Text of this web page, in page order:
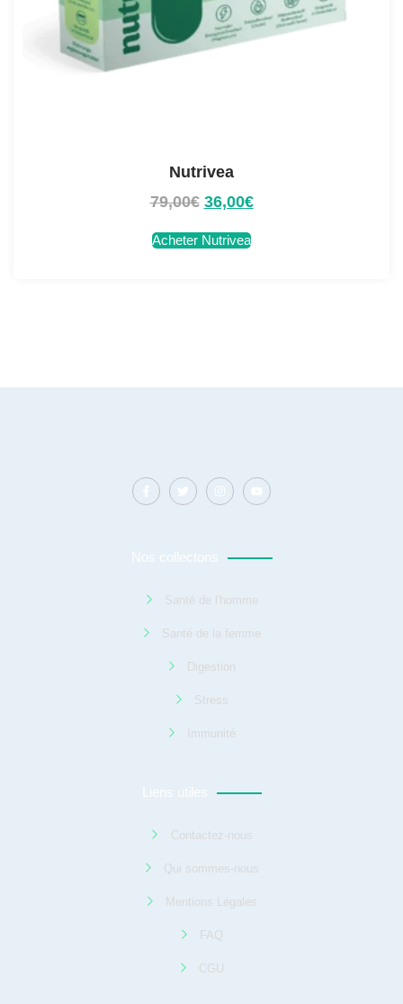
Nutrivea
79,00€ 36,00€
Acheter Nutrivea
Nos collectons
Santé de l'homme
Santé de la femme
Digestion
Stress
Immunité
Liens utiles
Contactez-nous
Qui sommes-nous
Mentions Légales
FAQ
CGU